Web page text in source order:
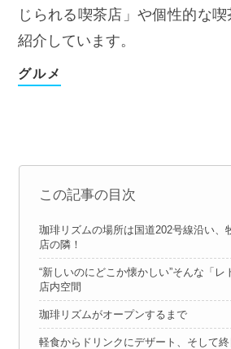
じられる喫茶店」や個性的な
紹介しています。
グルメ
この記事の目次
珈琲リズムの場所は国道202号線沿い、
店の隣！
“新しいのにどこか懐かしい”そんな「レ
店内空間
珈琲リズムがオープンするまで
軽食からドリンクにデザート、そして